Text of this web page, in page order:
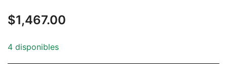
$1,467.00
4 disponibles